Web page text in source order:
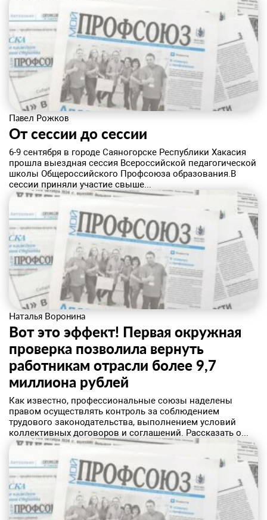
Павел Рожков
​От сессии до сессии
6-9 сентября в городе Саяногорске Республики Хакасия
прошла выездная сессия Всероссийской педагогической
школы Общероссийского Профсоюза образования.В
сессии приняли участие свыше...
Наталья Воронина
Вот это эффект! Первая окружная
проверка позволила вернуть
работникам отрасли более 9,7
миллиона рублей
​Как известно, профессиональные союзы наделены
правом осуществлять контроль за соблюдением
трудового законодательства, выполнением условий
коллективных договоров и соглашений. Рассказать о...